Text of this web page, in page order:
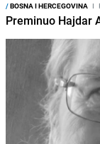
/BOSNA I HERCEGOVINA I
Preminuo Hajdar